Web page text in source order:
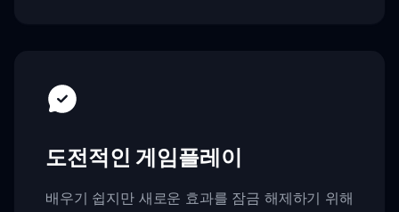
도전적인 게임플레이
배우기 쉽지만 새로운 효과를 잠금 해제하기 위해